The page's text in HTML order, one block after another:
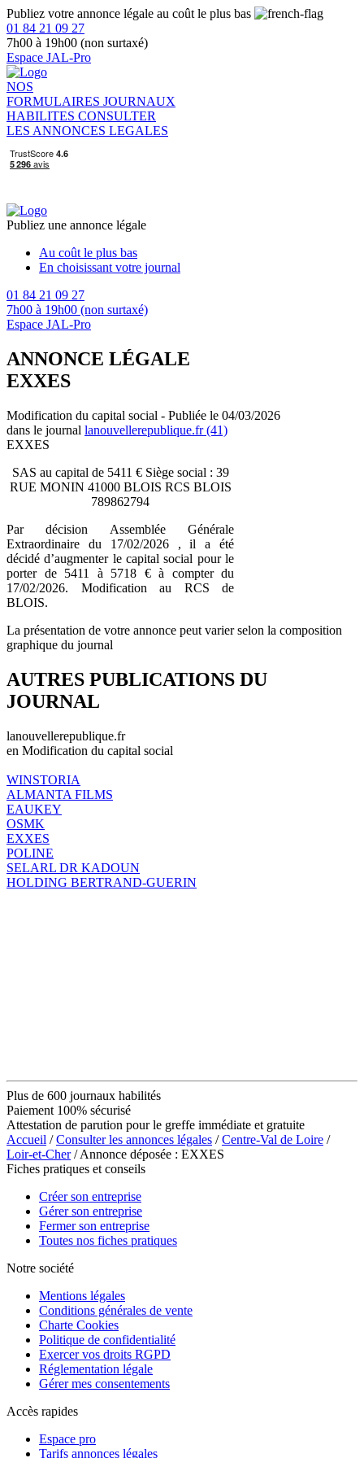
Publiez votre annonce légale au coût le plus bas
01 84 21 09 27
7h00 à 19h00 (non surtaxé)
Espace JAL-Pro
NOS
FORMULAIRES JOURNAUX
HABILITES CONSULTER
LES ANNONCES LEGALES
Publiez une annonce légale
Au coût le plus bas
En choisissant votre journal
01 84 21 09 27
7h00 à 19h00 (non surtaxé)
Espace JAL-Pro
ANNONCE LÉGALE
EXXES
Modification du capital social - Publiée le 04/03/2026
dans le journal lanouvellerepublique.fr (41)
EXXES
SAS au capital de 5411 € Siège social : 39
RUE MONIN 41000 BLOIS RCS BLOIS
789862794
Par décision Assemblée Générale
Extraordinaire du 17/02/2026 , il a été
décidé d’augmenter le capital social pour le
porter de 5411 à 5718 € à compter du
17/02/2026. Modification au RCS de
BLOIS.
La présentation de votre annonce peut varier selon la composition
graphique du journal
AUTRES PUBLICATIONS DU
JOURNAL
lanouvellerepublique.fr
en Modification du capital social
WINSTORIA
ALMANTA FILMS
EAUKEY
OSMK
EXXES
POLINE
SELARL DR KADOUN
HOLDING BERTRAND-GUERIN
Plus de 600 journaux habilités
Paiement 100% sécurisé
Attestation de parution pour le greffe immédiate et gratuite
Accueil /Consulter les annonces légales /Centre-Val de Loire /
Loir-et-Cher/ Annonce déposée : EXXES
Fiches pratiques et conseils
Créer son entreprise
Gérer son entreprise
Fermer son entreprise
Toutes nos fiches pratiques
Notre société
Mentions légales
Conditions générales de vente
Charte Cookies
Politique de confidentialité
Exercer vos droits RGPD
Réglementation légale
Gérer mes consentements
Accès rapides
Espace pro
Tarifs annonces légales